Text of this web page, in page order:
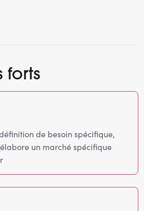
forts
de besoin spécifique,
un marché spécifique